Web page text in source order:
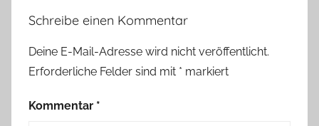
Schreibe einen Kommentar
Deine E-Mail-Adresse wird nicht veröffentlicht.
Erforderliche Felder sind mit * markiert
Kommentar *